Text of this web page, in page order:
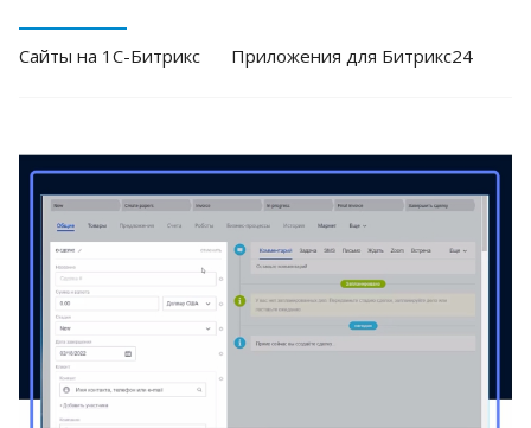
Cайты на 1С-Битрикс Приложения для Битрикс24
Смотреть проект